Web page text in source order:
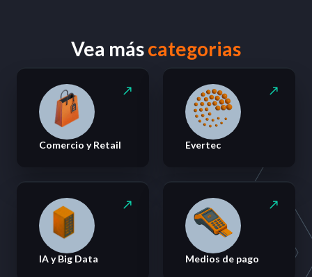
Vea máscategorias
Comercio y Retail Evertec
IA y Big Data Medios de pago